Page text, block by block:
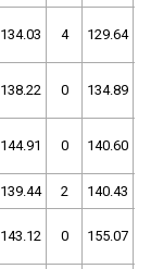
134.03 4 129.64
138.22 0 134.89
144.91 0 140.60
139.44 2 140.43
143.12 0 155.07